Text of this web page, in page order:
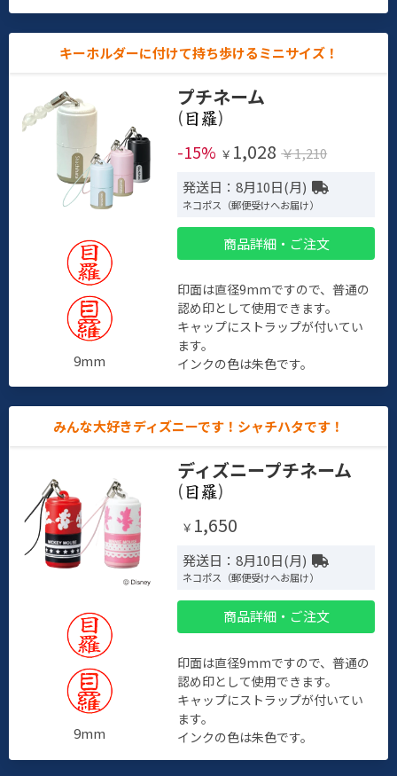
キーホルダーに付けて持ち歩けるミニサイズ！
9mm
プチネーム
(
)
-15% ￥ 1,028 ￥1,210
発送日：8月10日(月)
ネコポス（郵便受けへお届け）
商品詳細・ご注文
印面は直径9mmですので、普通の
認め印として使用できます。
キャップにストラップが付いてい
ます。
インクの色は朱色です。
みんな大好きディズニーです！シャチハタです！
9mm
ディズニープチネーム
( )
￥ 1,650
発送日：8月10日(月)
ネコポス（郵便受けへお届け）
商品詳細・ご注文
印面は直径9mmですので、普通の
認め印として使用できます。
キャップにストラップが付いてい
ます。
インクの色は朱色です。